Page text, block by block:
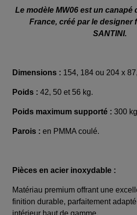
Le modèle MW06 est un canapé
France, créé par le designer
SANTINI.
Dimensions : 154, 184 ou 204 x
Poids : 42, 50 et 56 kg.
Poids maximum supporté : 300
Parois : en PMMA coulé.
Pièces en acier inoxydable :
Matériau premium offrant une
finition durable, parfaitement
intérieur haut de gamme.